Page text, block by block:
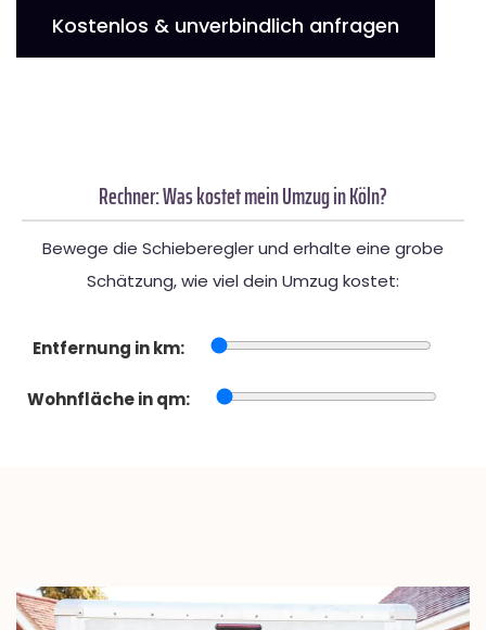
Kostenlos & unverbindlich anfragen
Rechner: Was kostet mein Umzug in Köln?
Bewege die Schieberegler und erhalte eine grobe
Schätzung, wie viel dein Umzug kostet:
Entfernung in km:
Wohnfläche in qm: